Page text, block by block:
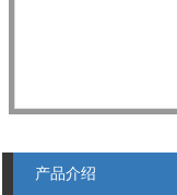
产品介绍